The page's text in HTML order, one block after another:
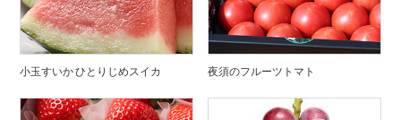
小玉すいか ひとりじめスイカ 夜須のフルーツトマト